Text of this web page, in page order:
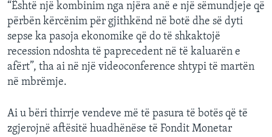
“Është një kombinim nga njëra anë e një sëmundjeje që
përbën kërcënim për gjithkënd në botë dhe së dyti
sepse ka pasoja ekonomike që do të shkaktojë
recession ndoshta të paprecedent në të kaluarën e
afërt”, tha ai në një videoconference shtypi të martën
në mbrëmje.
Ai u bëri thirrje vendeve më të pasura të botës që të
zgjerojnë aftësitë huadhënëse të Fondit Monetar